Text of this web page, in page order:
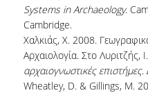
ΦΟΙΤΗΤΕΣ
ΨΗΦΙΑΚΕΣ
E-ΓΡΑΜΜΑΤΕΙΑ
Systems in Archaeology.
Cambridge.
Χαλκιάς, Χ. 2008.
Αρχαιολογία. Στο Λυριτζής,
αρχαιογνωστικές επιστήμες.
Wheatley, D. & Gillings, M.